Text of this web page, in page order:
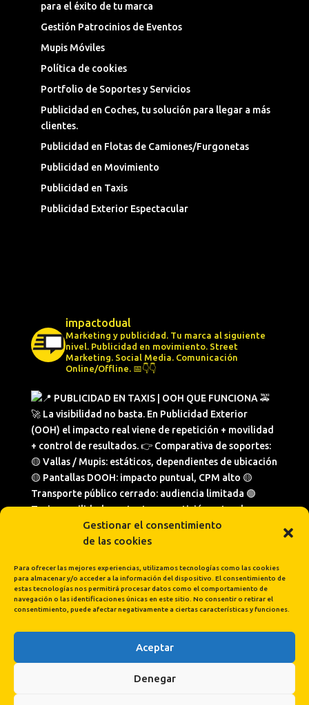
Gestionar el consentimiento
de las cookies
Para ofrecer las mejores experiencias, utilizamos tecnologías como las cookies
para almacenar y/o acceder a la información del dispositivo. El consentimiento de
estas tecnologías nos permitirá procesar datos como el comportamiento de
navegación o las identificaciones únicas en este sitio. No consentir o retirar el
consentimiento, puede afectar negativamente a ciertas características y funciones.
Aceptar
Denegar
para el éxito de tu marca
Gestión Patrocinios de Eventos
Mupis Móviles
Política de cookies
Portfolio de Soportes y Servicios
Publicidad en Coches, tu solución para llegar a más
clientes.
Publicidad en Flotas de Camiones/Furgonetas
Publicidad en Movimiento
Publicidad en Taxis
Publicidad Exterior Espectacular
impactodual
Marketing y publicidad. Tu marca al siguiente
nivel. Publicidad en movimiento. Street
Marketing. Social Media. Comunicación
Online/Offline. 📅👇👇
Cargar más... Síguenos en Instagram